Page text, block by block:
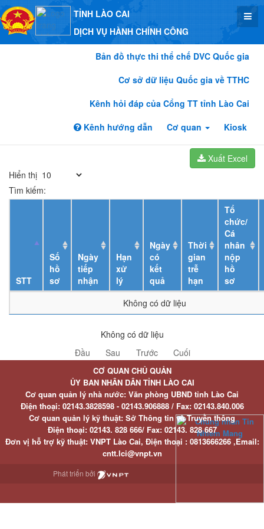
TỈNH LÀO CAI
DỊCH VỤ HÀNH CHÍNH CÔNG
Bản đồ thực thi thể chế DVC Quốc gia
Cơ sở dữ liệu Quốc gia về TTHC
Kênh hỏi đáp của Cổng TT tỉnh Lào Cai
Kênh hướng dẫn
Cơ quan Kiosk
Xuất Excel
Hiển thị
Tìm kiếm:
STT
Số
hồ
sơ
Ngày
tiếp
nhận
Hạn
xử
lý
Ngày
có
kết
quả
Thời
gian
trễ
hạn
Tổ
chức/
Cá
nhân
nộp
hồ
sơ
Không có dữ liệu
Không có dữ liệu
Đầu
Sau Trước Cuối
CƠ QUAN CHỦ QUẢN
ỦY BAN NHÂN DÂN TỈNH LÀO CAI
Cơ quan quản lý nhà nước: Văn phòng UBND tỉnh Lào Cai
Điện thoại:02143.3828598 - 02143.906888 / Fax:02143.840.006
Cơ quan quản lý kỹ thuật: Sở Thông tin và Truyền thông
Điện thoại:02143. 828 666/ Fax:02143. 828 667
Đơn vị hỗ trợ kỹ thuật: VNPT Lào Cai, Điện thoại : 0813666266 ,Email:
cntt.lci@vnpt.vn
Phát triển bởi